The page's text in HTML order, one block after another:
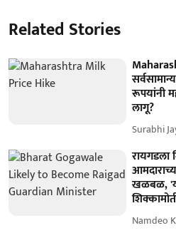
Related Stories
रूपयांनी
लागू?
Surabhi
रायगडला
खळबळ,
Namdeo